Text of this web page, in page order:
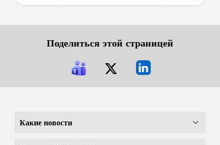
Поделиться этой страницей
Какие новости